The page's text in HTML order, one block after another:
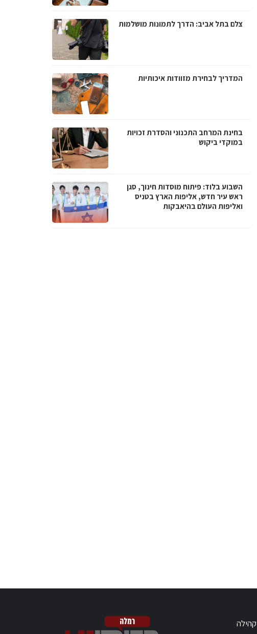
צלם בתל אביב: הדרך לתמונות מושלמות
המדריך לבחירת מזוודות איכותיות
בחינת המרחב התכנוני והסדרת זכויות
במוקדי ביקוש
השבוע בלוד: פיתוח מוסדות חינוך, סגן
ראש עיר חדש, אליפות הארץ בטניס
ואליפות העולם בהיאבקות
קהילה